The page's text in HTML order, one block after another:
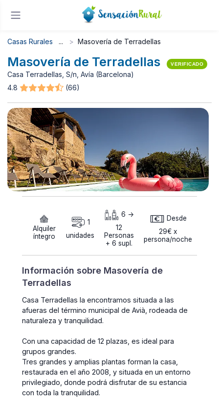
Casas Rurales Masovería de Terradellas
Masovería de Terradellas VERIFICADO
Casa Terradellas, S/n, Avía (Barcelona)
4.8
(66)
Alquiler
íntegro
1
unidades
6 ->
12
Personas
+ 6 supl.
Desde
29€ x
persona/noche
Información sobre Masovería de
Terradellas
Casa Terradellas la encontramos situada a las
afueras del término municipal de Avià, rodeada de
naturaleza y tranquilidad.
Con una capacidad de 12 plazas, es ideal para
grupos grandes.
Tres grandes y amplias plantas forman la casa,
restaurada en el año 2008, y situada en un entorno
privilegiado, donde podrá disfrutar de su estancia
con toda la tranquilidad.